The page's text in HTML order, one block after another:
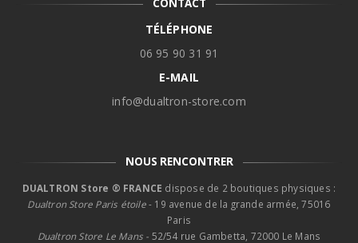
TÉLÉPHONE
06 95 90 31 91
E-MAIL
info@dualtron-store.com
NOUS RENCONTRER
DUALTRON Store ® FRANCE dispose de 2 boutiques physiques :
Dualtron Store Paris étoile- 19 avenue de la grande armée, 75016
Paris
Dualtron Store Le Mans - 52/54 rue Gambetta, 72000 Le Mans